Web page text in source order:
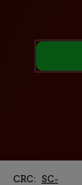
CRC: SC-